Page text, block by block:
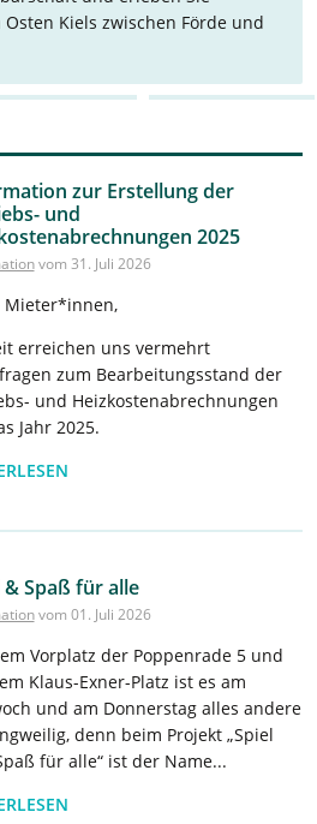
Kiels zwischen Förde und
zur Erstellung der
und
2025
vom 31. Juli 2026
Mieter*innen,
erreichen uns vermehrt
zum Bearbeitungsstand der
und Heizkostenabrechnungen
Jahr 2025.
& Spaß für alle
vom 01. Juli 2026
Vorplatz der Poppenrade 5 und
Klaus-Exner-Platz ist es am
und am Donnerstag alles andere
denn beim Projekt „Spiel
für alle“ ist der Name...